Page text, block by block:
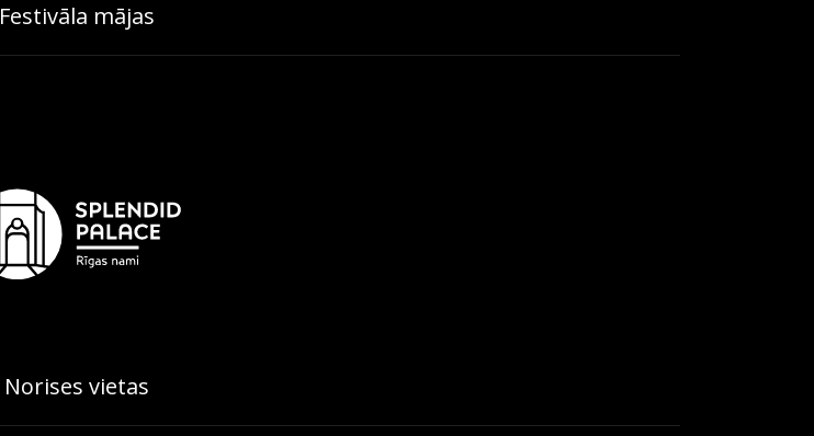
Festivāla mājas
Norises vietas